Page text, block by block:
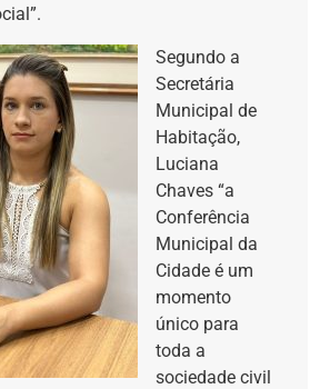
Segundo a
Secretária
Municipal de
Habitação,
Luciana
Chaves “a
Conferência
Municipal da
Cidade é um
momento
único para
toda a
sociedade civil